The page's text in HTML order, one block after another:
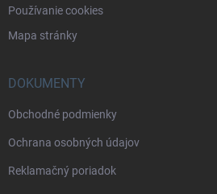
Používanie cookies
Mapa stránky
DOKUMENTY
Obchodné podmienky
Ochrana osobných údajov
Reklamačný poriadok